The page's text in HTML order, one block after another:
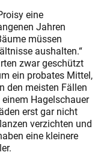
eine
Jahren
müssen
aushalten.“
zwar geschützt
ein probates Mittel,
den meisten Fällen
Hagelschauer
erst gar nicht
verzichten und
eine kleinere